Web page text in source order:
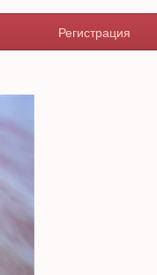
Регистрация